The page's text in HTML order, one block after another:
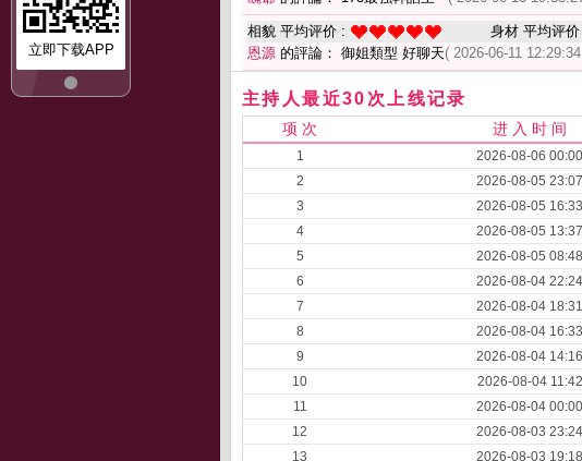
立即下载APP
相貌 平均评价 : 身材 平均评价
恩源 的評論： 御姐類型 好聊天( 2026-06-11
主持人最近30次上线记录
项 次 进 入 时 间
1 2026-08-06 00:00
2
2026-08-05 23:07
3
2026-08-05 16:33
4
2026-08-05 13:37
5
2026-08-05 08:48
6
2026-08-04 22:24
7
2026-08-04 18:31
8
2026-08-04 16:33
9
2026-08-04 14:16
10
2026-08-04 11:42
11
2026-08-04 00:00
12
2026-08-03 23:24
13
2026-08-03 19:18